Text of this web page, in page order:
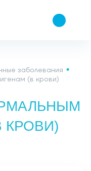
заболевания
(в крови)
КРОВИ)